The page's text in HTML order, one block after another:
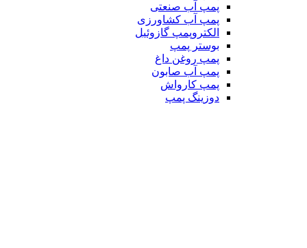
پمپ آب صنعتی
پمپ آب کشاورزی
الکتروپمپ گازوئیل
بوستر پمپ
پمپ روغن داغ
پمپ آب صابون
پمپ کارواش
دوزینگ پمپ